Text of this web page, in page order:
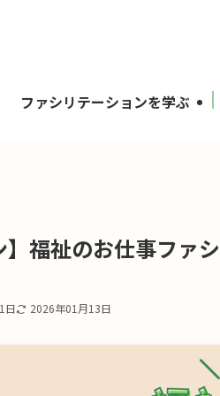
ファシリテーションを学ぶ
】福祉のお仕事フ
日 2026年01月13日